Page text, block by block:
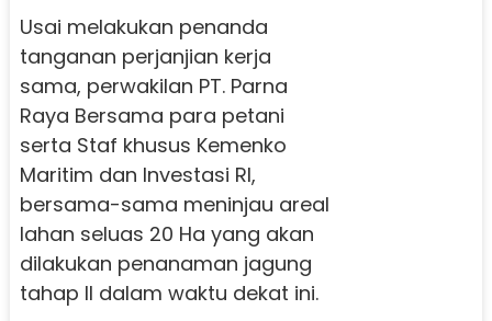
Usai melakukan penanda
tanganan perjanjian kerja
sama, perwakilan PT. Parna
Raya Bersama para petani
serta Staf khusus Kemenko
Maritim dan Investasi RI,
bersama-sama meninjau areal
lahan seluas 20 Ha yang akan
dilakukan penanaman jagung
tahap II dalam waktu dekat ini.